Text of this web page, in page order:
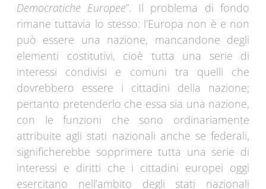
Democratiche Europee”. Il problema di fondo
rimane tuttavia lo stesso: l’Europa non è e non
può essere una nazione, mancandone degli
elementi costitutivi, cioè tutta una serie di
interessi condivisi e comuni tra quelli che
dovrebbero essere i cittadini della nazione;
pertanto pretenderlo che essa sia una nazione,
con le funzioni che sono ordinariamente
attribuite agli stati nazionali anche se federali,
significherebbe sopprimere tutta una serie di
interessi e diritti che i cittadini europei oggi
esercitano nell’ambito degli stati nazionali